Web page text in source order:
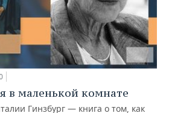
в маленькой комнате
Гинзбург — книга о том, как